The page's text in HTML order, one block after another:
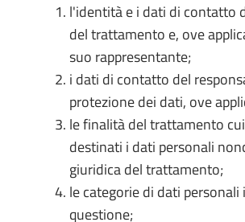
l'identità e i dati di contatto
del trattamento e, ove
suo rappresentante;
i dati di contatto del
protezione dei dati, ove
le finalità del trattamento
destinati i dati personali
giuridica del trattamento;
le categorie di dati personali
questione;